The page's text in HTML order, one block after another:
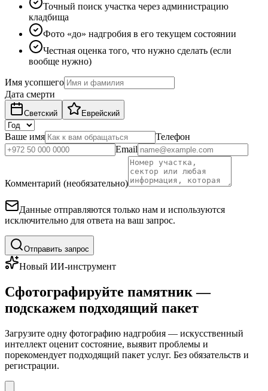
Точный поиск участка через администрацию
кладбища
Фото «до» надгробия в его текущем состоянии
Честная оценка того, что нужно сделать (если
вообще нужно)
Имя усопшего
Дата смерти
Светский Еврейский
Ваше имя
Телефон
Email
Комментарий (необязательно)
Данные отправляются только нам и используются
исключительно для ответа на ваш запрос.
Отправить запрос
Новый ИИ-инструмент
Сфотографируйте памятник —
подскажем подходящий пакет
Загрузите одну фотографию надгробия — искусственный
интеллект оценит состояние, выявит проблемы и
порекомендует подходящий пакет услуг. Без обязательств и
регистрации.